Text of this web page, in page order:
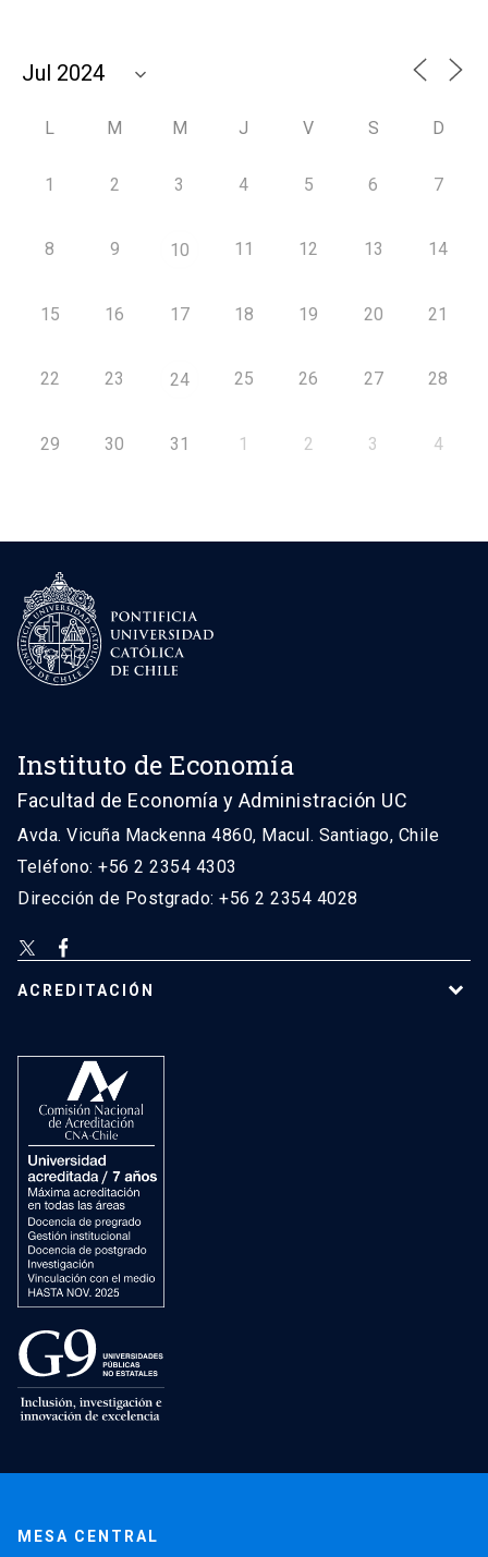
L M M J V S D
1 2 3 4 5 6 7
8 9 10 11 12 13 14
15 16 17 18 19 20 21
22 23 24 25 26 27 28
29 30 31 1 2 3 4
Instituto de Economía
Facultad de Economía y Administración UC
Avda. Vicuña Mackenna 4860, Macul. Santiago, Chile
Teléfono: +56 2 2354 4303
Dirección de Postgrado: +56 2 2354 4028
ACREDITACIÓN
MESA CENTRAL